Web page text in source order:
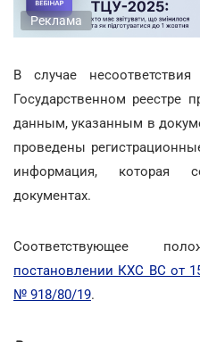
Реклама
В случае
Государственном реестре
данным, указанным в
проведены
информация, которая
документах.
Соответствующее
постановлении КХС ВС от
№ 918/80/19.